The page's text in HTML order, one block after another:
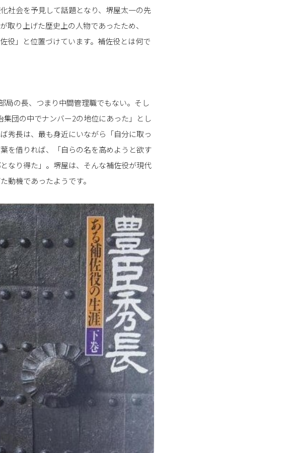
社会を予見して話題となり、堺屋太一の先
り上げた歴史上の人物であったため、
役」と位置づけています。補佐役とは何で
局の長、つまり中間管理職でもない。そし
団の中でナンバー2の地位にあった」とし
秀長は、最も身近にいながら「自分に取っ
を借りれば、「自らの名を高めようと欲す
なり得た」。堺屋は、そんな補佐役が現代
動機であったようです。